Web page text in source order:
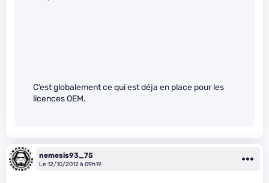
C’est globalement ce qui est déja en place pour les
licences OEM.
nemesis93_75
Le 12/10/2012 à 09h19